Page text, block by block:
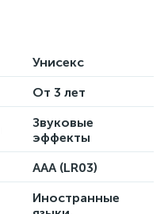
Унисекс
От 3 лет
Звуковые
эффекты
AAA (LR03)
Иностранные